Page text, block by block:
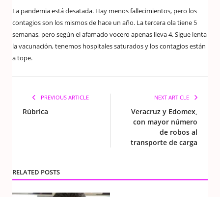
La pandemia está desatada. Hay menos fallecimientos, pero los
contagios son los mismos de hace un año. La tercera ola tiene 5
semanas, pero según el afamado vocero apenas lleva 4. Sigue lenta
la vacunación, tenemos hospitales saturados y los contagios están
a tope.
PREVIOUS ARTICLE
Rúbrica
NEXT ARTICLE
Veracruz y Edomex,
con mayor número
de robos al
transporte de carga
RELATED POSTS